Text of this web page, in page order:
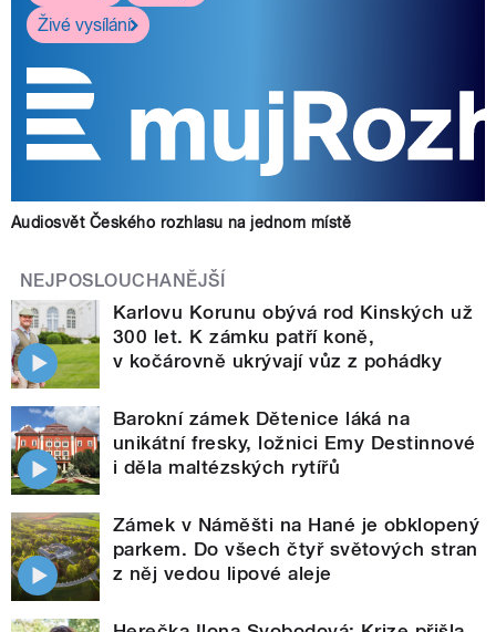
Živé vysílání
Audiosvět Českého rozhlasu na jednom místě
NEJPOSLOUCHANĚJŠÍ
Karlovu Korunu obývá rod Kinských už
300 let. K zámku patří koně,
v kočárovně ukrývají vůz z pohádky
Barokní zámek Dětenice láká na
unikátní fresky, ložnici Emy Destinnové
i děla maltézských rytířů
Zámek v Náměšti na Hané je obklopený
parkem. Do všech čtyř světových stran
z něj vedou lipové aleje